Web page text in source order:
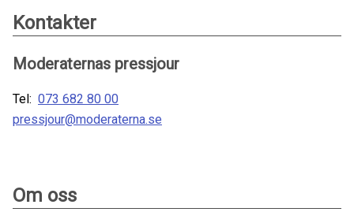
Kontakter
Moderaternas pressjour
Tel: 073 682 80 00
pressjour@moderaterna.se
Om oss